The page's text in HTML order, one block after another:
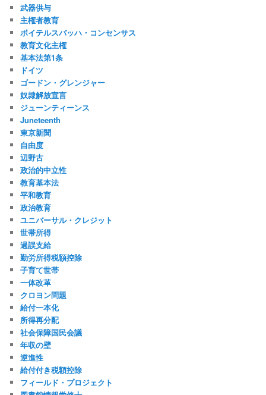
武器供与
主権者教育
ボイテルスバッハ・コンセンサス
教育文化主権
基本法第1条
ドイツ
ゴードン・グレンジャー
奴隷解放宣言
ジューンティーンス
Juneteenth
東京新聞
自由度
辺野古
政治的中立性
教育基本法
平和教育
政治教育
ユニバーサル・クレジット
世帯所得
過誤支給
勤労所得税額控除
子育て世帯
一体改革
クロヨン問題
給付一本化
所得再分配
社会保障国民会議
年収の壁
逆進性
給付付き税額控除
フィールド・プロジェクト